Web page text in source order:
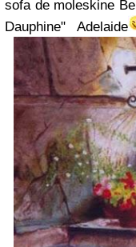
sofa de moleskine
Dauphine" Adelaide